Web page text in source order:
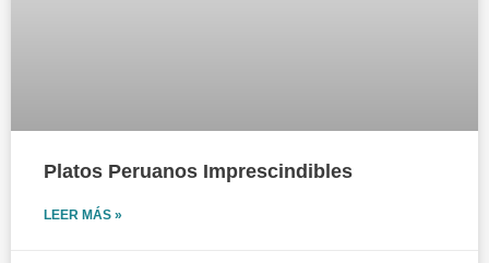
Platos Peruanos Imprescindibles
LEER MÁS »